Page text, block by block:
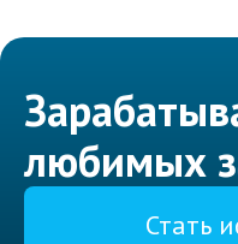
любимых
Стать